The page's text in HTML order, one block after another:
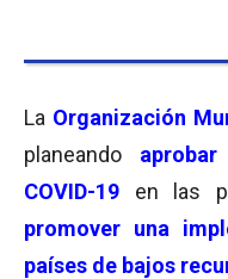
La Organización
planeando
COVID-19 en las
promover una
países de bajos